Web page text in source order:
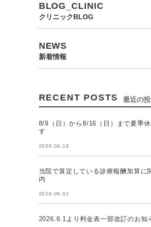
BLOG_CLINIC
クリニックBLOG
NEWS
新着情報
RECENT POSTS 最近の
8/9（日）から8/16（日）まで夏季
す
2026.06.18
当院で算定している診療報酬加算に
内
2026.06.01
2026.6.1より料金表一部改訂のお知